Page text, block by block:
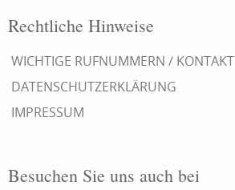
Rechtliche Hinweise
WICHTIGE RUFNUMMERN / KONTAKT
DATENSCHUTZERKLÄRUNG
IMPRESSUM
Besuchen Sie uns auch bei